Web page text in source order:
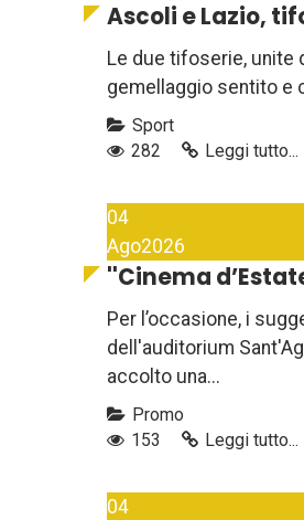
Ascoli e Lazio,
Le due tifoserie, unite
gemellaggio sentito e
Sport
282
Leggi tutto...
04
Ago2026
''Cinema
Per l’occasione, i
dell'auditorium
accolto una...
Promo
153
Leggi tutto...
04